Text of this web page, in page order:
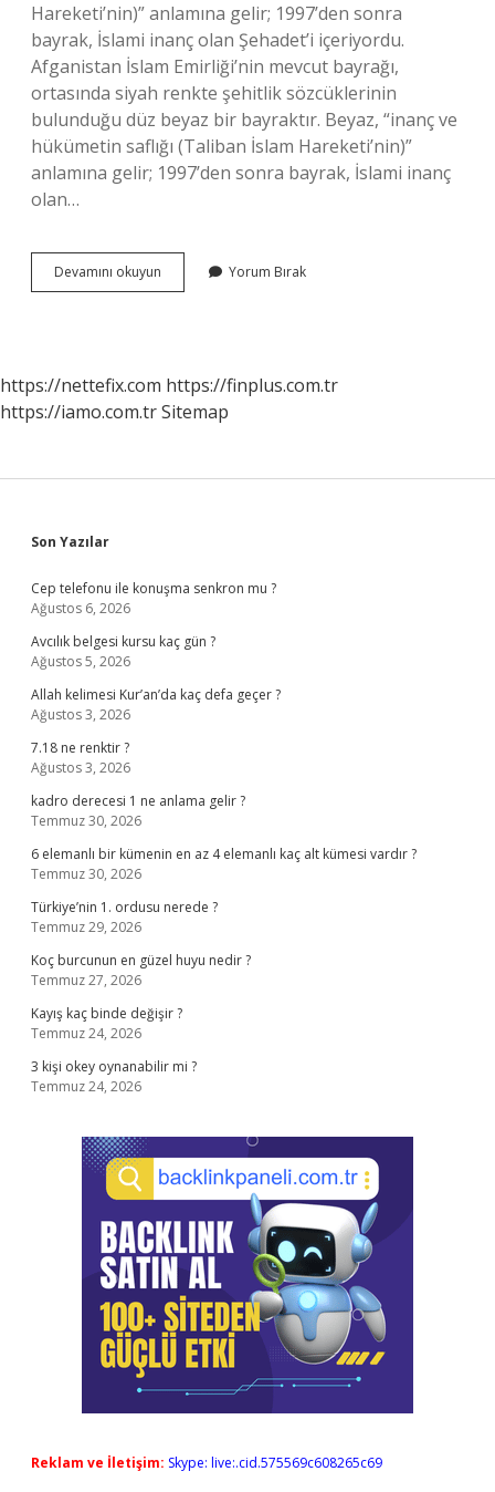
Hareketi’nin)” anlamına gelir; 1997’den sonra
bayrak, İslami inanç olan Şehadet’i içeriyordu.
Afganistan İslam Emirliği’nin mevcut bayrağı,
ortasında siyah renkte şehitlik sözcüklerinin
bulunduğu düz beyaz bir bayraktır. Beyaz, “inanç ve
hükümetin saflığı (Taliban İslam Hareketi’nin)”
anlamına gelir; 1997’den sonra bayrak, İslami inanç
olan…
Devamını okuyun Afganistan
Hangi
Yorum Bırak
https://nettefix.com https://finplus.com.tr
https://iamo.com.trSitemap
Sidebar
Son Yazılar
Cep telefonu ile konuşma senkron mu ?
Ağustos 6, 2026
Avcılık belgesi kursu kaç gün ?
Ağustos 5, 2026
Allah kelimesi Kur’an’da kaç defa geçer ?
Ağustos 3, 2026
7.18 ne renktir ?
Ağustos 3, 2026
kadro derecesi 1 ne anlama gelir ?
Temmuz 30, 2026
6 elemanlı bir kümenin en az 4 elemanlı kaç alt kümesi vardır ?
Temmuz 30, 2026
Türkiye’nin 1. ordusu nerede ?
Temmuz 29, 2026
Koç burcunun en güzel huyu nedir ?
Temmuz 27, 2026
Kayış kaç binde değişir ?
Temmuz 24, 2026
3 kişi okey oynanabilir mi ?
Temmuz 24, 2026
Reklam ve İletişim: Skype: live:.cid.575569c608265c69